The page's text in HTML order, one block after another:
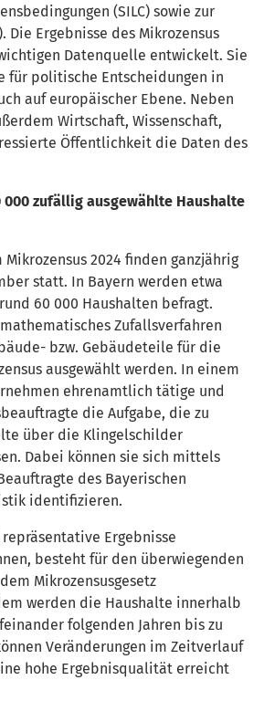
(SILC) sowie zur
Die Ergebnisse des Mikrozensus
Datenquelle entwickelt. Sie
für politische Entscheidungen in
auf europäischer Ebene. Neben
Wirtschaft, Wissenschaft,
Öffentlichkeit die Daten des
000 zufällig ausgewählte Haushalte
Mikrozensus 2024 finden ganzjährig
statt. In Bayern werden etwa
60 000 Haushalten befragt.
Zufallsverfahren
bzw. Gebäudeteile für die
ausgewählt werden. In einem
ehrenamtlich tätige und
die Aufgabe, die zu
über die Klingelschilder
Dabei können sie sich mittels
des Bayerischen
identifizieren.
Ergebnisse
besteht für den überwiegenden
Mikrozensusgesetz
werden die Haushalte innerhalb
folgenden Jahren bis zu
Veränderungen im Zeitverlauf
hohe Ergebnisqualität erreicht